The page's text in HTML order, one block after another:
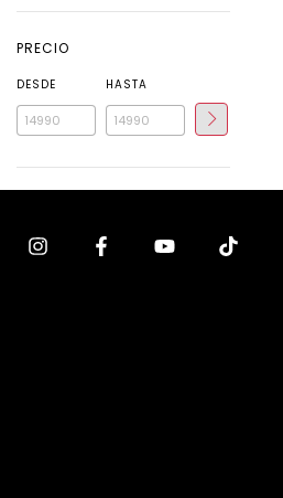
PRECIO
DESDE HASTA